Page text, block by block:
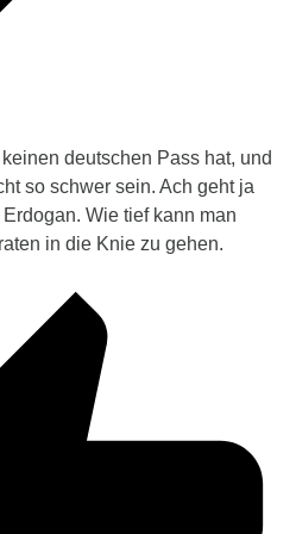
deutschen Pass hat, und
so schwer sein. Ach geht ja
Wie tief kann man
in die Knie zu gehen.